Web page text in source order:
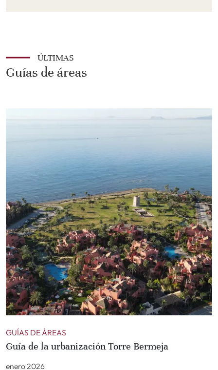
ÚLTIMAS
Guías de áreas
GUÍAS DE ÁREAS
Guía de la urbanización Torre Bermeja
enero 2026